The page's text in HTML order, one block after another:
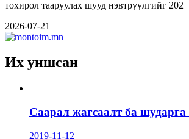
тохирол тааруулах шууд нэвтрүүлгийг 202
2026-07-21
Их уншсан
Саарал жагсаалт ба шударга
2019-11-12